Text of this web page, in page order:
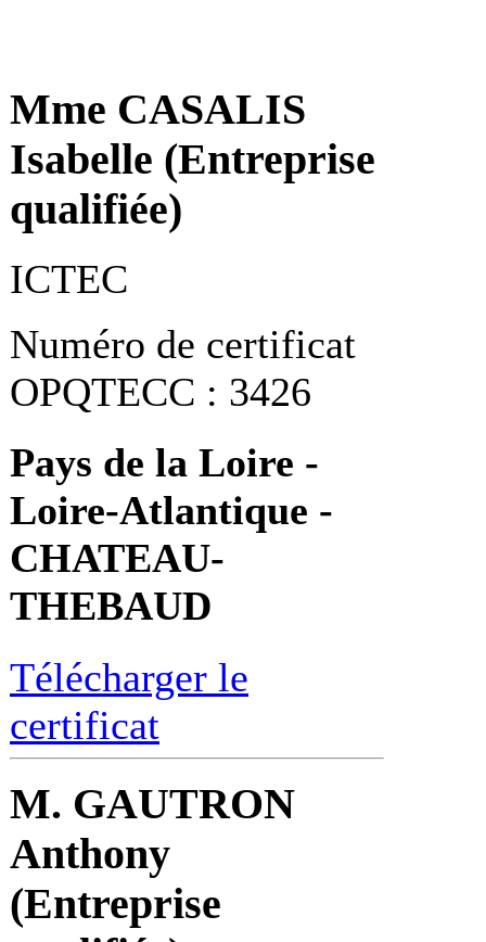
Mme CASALIS
Isabelle (Entreprise
qualifiée)
ICTEC
Numéro de certificat
OPQTECC : 3426
Pays de la Loire -
Loire-Atlantique -
CHATEAU-
THEBAUD
Télécharger le
certificat
M. GAUTRON
Anthony
(Entreprise